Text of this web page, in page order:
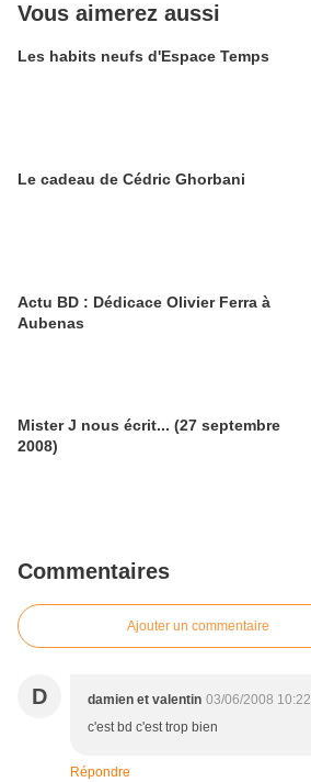
Vous aimerez aussi
Les habits neufs d'Espace Temps
Le cadeau de Cédric Ghorbani
Actu BD : Dédicace Olivier Ferra à
Aubenas
Mister J nous écrit... (27 septembre
2008)
Commentaires
Ajouter un commentaire
D damien et valentin 03/06/2008 10:22
c'est bd c'est trop bien
Répondre